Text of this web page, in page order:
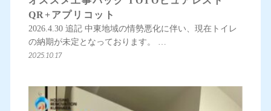
QR+アプリコット
2026.4.30 追記 中東地域の情勢悪化に伴い、現在トイレ
の納期が未定となっております。 …
2025.10.17